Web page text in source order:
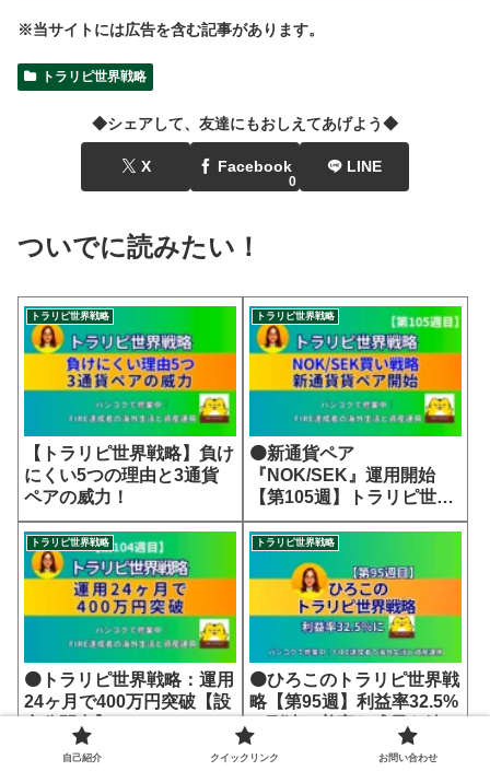
※当サイトには広告を含む記事があります。
トラリピ世界戦略
◆シェアして、友達にもおしえてあげよう◆
X Facebook
0
LINE
ついでに読みたい！
トラリピ世界戦略
【トラリピ世界戦略】負け
にくい5つの理由と3通貨
ペアの威力！
トラリピ世界戦略
🟠新通貨ペア
『NOK/SEK』運用開始
【第105週】トラリピ世界
戦略
トラリピ世界戦略
🟠トラリピ世界戦略：運用
24ヶ月で400万円突破【設
定公開中】
トラリピ世界戦略
🟠ひろこのトラリピ世界戦
略【第95週】利益率32.5%
に到達！着実な成長を続け
る世界戦略
自己紹介 クイックリンク お問い合わせ